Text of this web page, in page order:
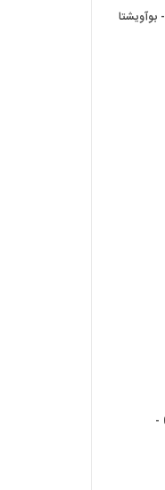
خلاصه بازی فامالیسائو 1 - بوآویشتا
خلاصه بازی سن پائولی 0 -